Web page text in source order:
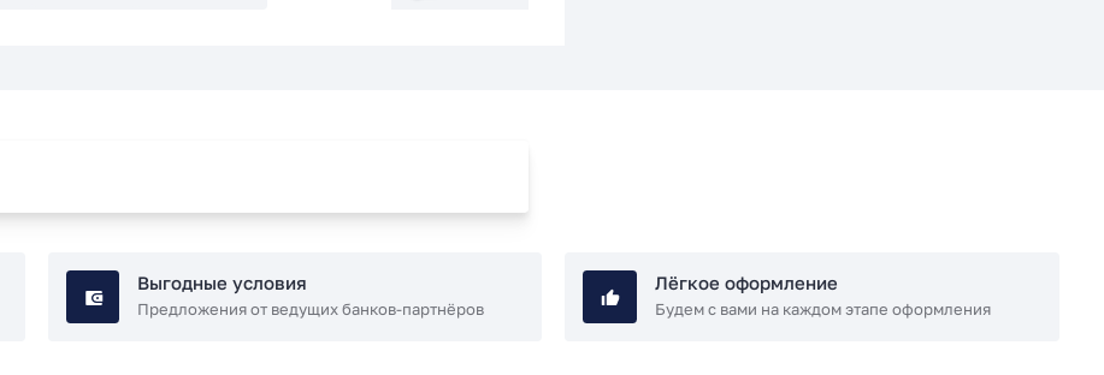
Выгодные условия
Предложения от ведущих банков-партнёров
Лёгкое оформление
Будем с вами на каждом этапе оформления